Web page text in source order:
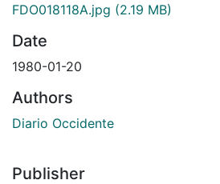
FDO018118A.jpg (2.19 MB)
Date
1980-01-20
Authors
Diario Occidente
Publisher